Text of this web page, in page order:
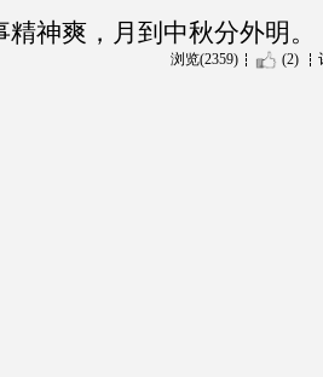
神爽，月到中秋分外明。
浏览(2359) (2)